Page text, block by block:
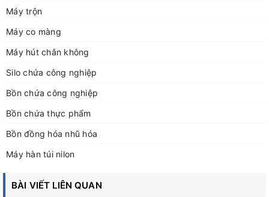
Máy trộn
Máy co màng
Máy hút chân không
Silo chứa công nghiệp
Bồn chứa công nghiệp
Bồn chứa thực phẩm
Bồn đồng hóa nhũ hóa
Máy hàn túi nilon
BÀI VIẾT LIÊN QUAN